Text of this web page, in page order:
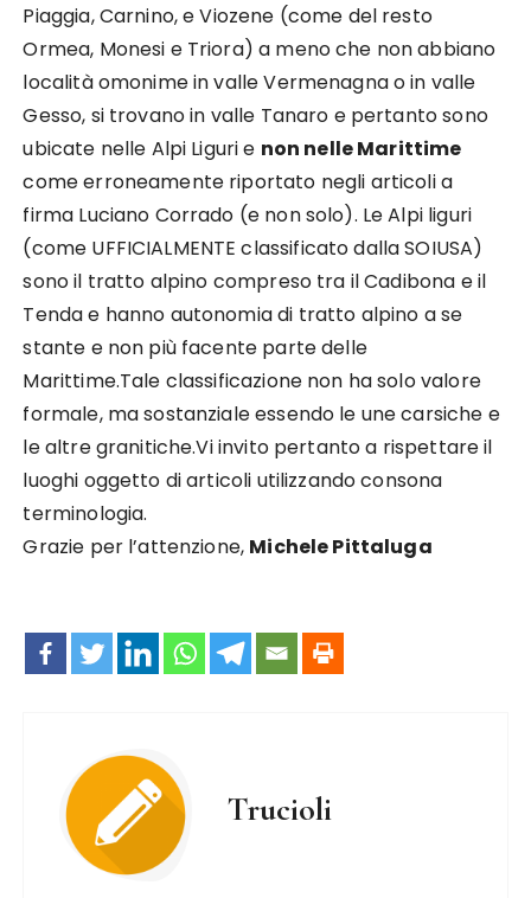
Piaggia, Carnino, e Viozene (come del resto
Ormea, Monesi e Triora) a meno che non abbiano
località omonime in valle Vermenagna o in valle
Gesso, si trovano in valle Tanaro e pertanto sono
ubicate nelle Alpi Liguri e non nelle Marittime
come erroneamente riportato negli articoli a
firma Luciano Corrado (e non solo). Le Alpi liguri
(come UFFICIALMENTE classificato dalla SOIUSA)
sono il tratto alpino compreso tra il Cadibona e il
Tenda e hanno autonomia di tratto alpino a se
stante e non più facente parte delle
Marittime.Tale classificazione non ha solo valore
formale, ma sostanziale essendo le une carsiche e
le altre granitiche.Vi invito pertanto a rispettare il
luoghi oggetto di articoli utilizzando consona
terminologia.
Grazie per l’attenzione, Michele Pittaluga
Trucioli